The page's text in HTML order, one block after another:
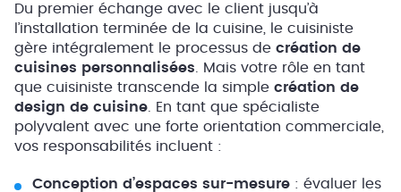
Du premier échange avec le client jusqu’à
l’installation terminée de la cuisine, le cuisiniste
gère intégralement le processus de création de
cuisines personnalisées . Mais votre rôle en tant
que cuisiniste transcende la simple création de
design de cuisine . En tant que spécialiste
polyvalent avec une forte orientation commerciale,
vos responsabilités incluent :
Conception d’espaces sur-mesure : évaluer les